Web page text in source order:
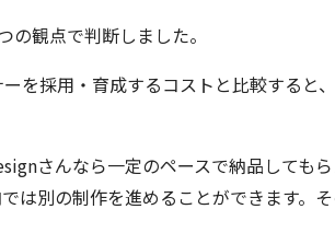
観点で判断しました。
を採用・育成するコストと比較すると
さんなら一定のペースで納品しても
は別の制作を進めることができます。